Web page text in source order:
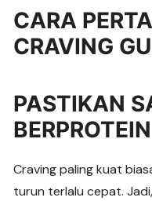
CARA
CRAVING
PASTIKAN
Craving paling kuat
turun terlalu cepat.